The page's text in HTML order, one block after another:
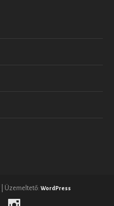
| Üzemeltető: WordPress